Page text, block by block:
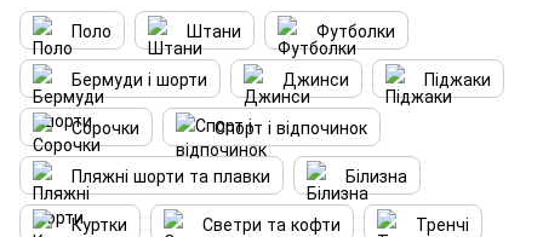
Поло Штани
Футболки
Бермуди і шорти
Джинси
Піджаки
Сорочки
Спорт і відпочинок
Пляжні шорти та плавки
Білизна
Куртки
Светри та кофти
Тренчі